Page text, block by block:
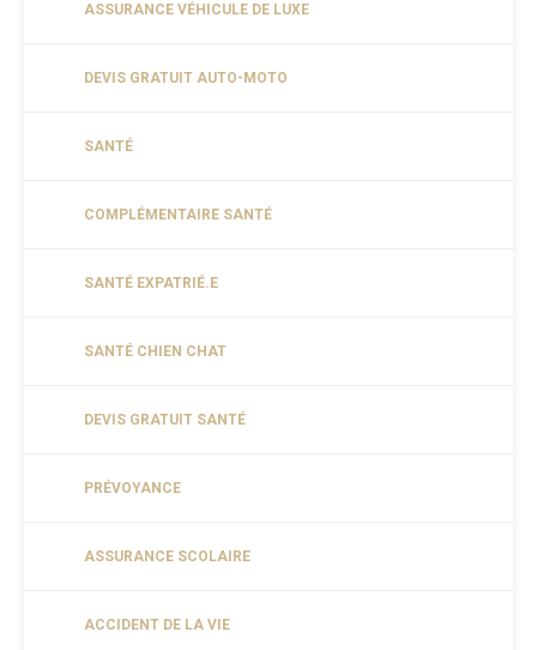
ASSURANCE VÉHICULE DE LUXE
DEVIS GRATUIT AUTO-MOTO
SANTÉ
COMPLÉMENTAIRE SANTÉ
SANTÉ EXPATRIÉ.E
SANTÉ CHIEN CHAT
DEVIS GRATUIT SANTÉ
PRÉVOYANCE
ASSURANCE SCOLAIRE
ACCIDENT DE LA VIE